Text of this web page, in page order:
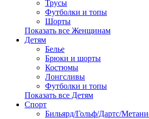
Трусы
Футболки и топы
Шорты
Показать все Женщинам
Детям
Белье
Брюки и шорты
Костюмы
Лонгсливы
Футболки и топы
Показать все Детям
Спорт
Бильярд/Гольф/Дартс/